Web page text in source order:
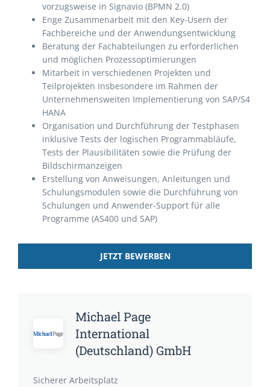
vorzugsweise in Signavio (BPMN 2.0)
Enge Zusammenarbeit mit den Key-Usern der
Fachbereiche und der Anwendungsentwicklung
Beratung der Fachabteilungen zu erforderlichen
und möglichen Prozessoptimierungen
Mitarbeit in verschiedenen Projekten und
Teilprojekten insbesondere im Rahmen der
Unternehmensweiten Implementierung von SAP/S4
HANA
Organisation und Durchführung der Testphasen
inklusive Tests der logischen Programmabläufe,
Tests der Plausibilitäten sowie die Prüfung der
Bildschirmanzeigen
Erstellung von Anweisungen, Anleitungen und
Schulungsmodulen sowie die Durchführung von
Schulungen und Anwender-Support für alle
Programme (AS400 und SAP)
JETZT BEWERBEN
Michael Page
International
(Deutschland) GmbH
Sicherer Arbeitsplatz